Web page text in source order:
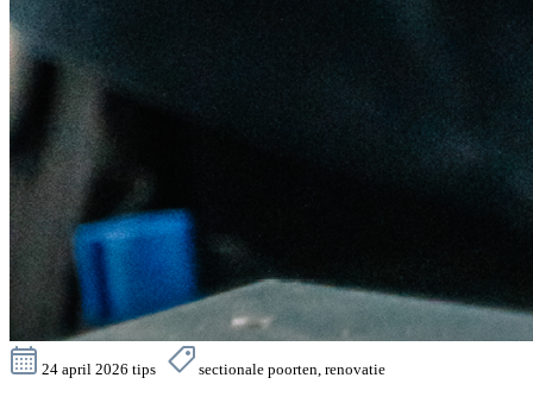
24 april 2026 tips sectionale poorten, renovatie